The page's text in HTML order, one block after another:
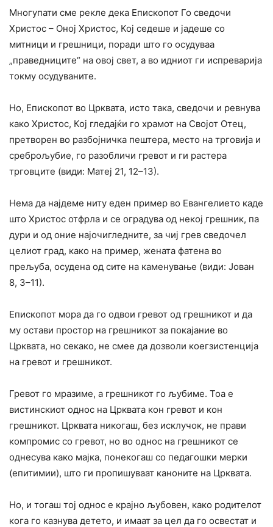
Многупати сме рекле дека Епископот Го сведочи
Христос – Оној Христос, Кој седеше и јадеше со
митници и грешници, поради што го осудуваа
„праведниците“ на овој свет, а во идниот ги испреварија
токму осудуваните.
Но, Епископот во Црквата, исто така, сведочи и ревнува
како Христос, Кој гледајќи го храмот на Својот Отец,
претворен во разбојничка пештера, место на трговија и
среброљубие, го разобличи гревот и ги растера
трговците (види: Матеј 21, 12–13).
Нема да најдеме ниту еден пример во Евангелието каде
што Христос отфрла и се оградува од некој грешник, па
дури и од оние најочигледните, за чиј грев сведочел
целиот град, како на пример, жената фатена во
прељуба, осудена од сите на каменување (види: Јован
8, 3–11).
Епископот мора да го одвои гревот од грешникот и да
му остави простор на грешникот за покајание во
Црквата, но секако, не смее да дозволи коегзистенција
на гревот и грешникот.
Гревот го мразиме, а грешникот го љубиме. Тоа е
вистинскиот однос на Црквата кон гревот и кон
грешникот. Црквата никогаш, без исклучок, не прави
компромис со гревот, но во однос на грешникот се
однесува како мајка, понекогаш со педагошки мерки
(епитимии), што ги пропишуваат каноните на Црквата.
Но, и тогаш тој однос е крајно љубовен, како родителот
кога го казнува детето, и имаат за цел да го освестат и